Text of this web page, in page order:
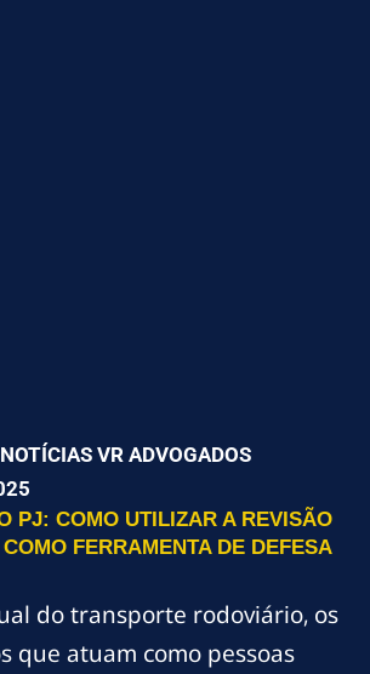
VR ADVOGADOS
PJ: COMO UTILIZAR A REVISÃO
FERRAMENTA DE DEFESA
do transporte rodoviário, os
que atuam como pessoas